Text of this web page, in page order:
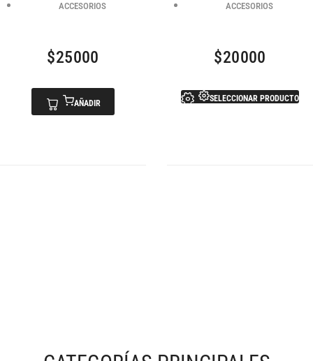
ACCESORIOS
$25000
AÑADIR
ACCESORIOS
$20000
SELECCIONAR PRODUCTO